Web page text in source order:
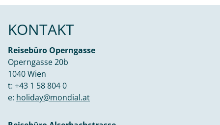
KONTAKT
Reisebüro Operngasse
Operngasse 20b
1040 Wien
t: +43 1 58 804 0
e: holiday@mondial.at